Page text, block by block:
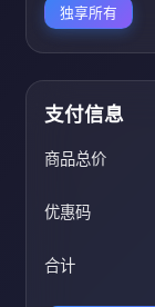
独享所有
支付信息
商品总价
优惠码
合计